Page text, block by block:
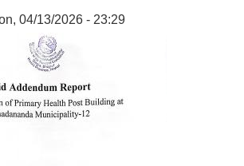
04/13/2026 - 23:29